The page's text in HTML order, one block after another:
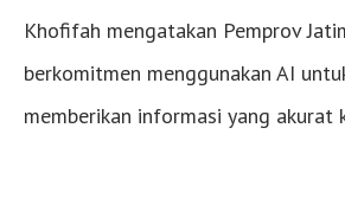
Khofifah mengatakan Pemprov
berkomitmen menggunakan AI
memberikan informasi yang akurat